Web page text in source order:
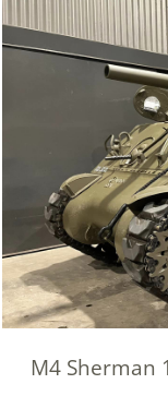
M4 Sherman